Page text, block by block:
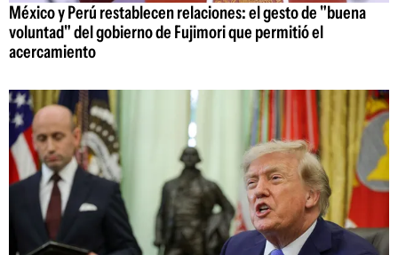
México y Perú restablecen relaciones: el gesto de "buena
voluntad" del gobierno de Fujimori que permitió el
acercamiento